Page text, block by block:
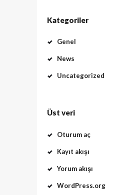
Kategoriler
Genel
News
Uncategorized
Üst veri
Oturum aç
Kayıt akışı
Yorum akışı
WordPress.org